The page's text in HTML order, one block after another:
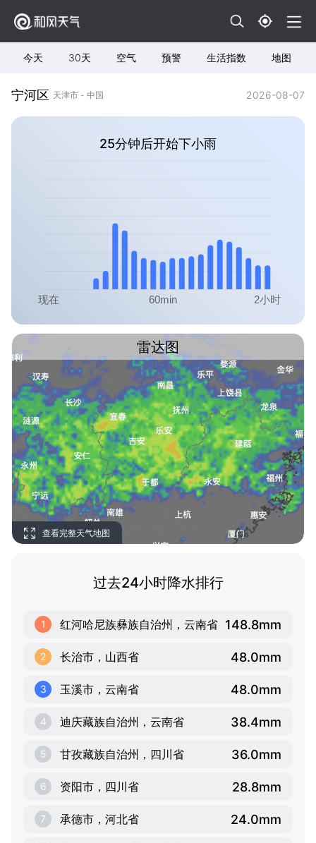
今天 30天 空气 预警 生活指数 地图
宁河区 天津市 - 中国 2026-08-07
25分钟后开始下小雨
雷达图
查看完整天气地图
过去24小时降水排行
1 红河哈尼族彝族自治州，云南省 148.8mm
2 长治市，山西省 48.0mm
3 玉溪市，云南省 48.0mm
4 迪庆藏族自治州，云南省 38.4mm
5 甘孜藏族自治州，四川省 36.0mm
6 资阳市，四川省 28.8mm
7 承德市，河北省 24.0mm